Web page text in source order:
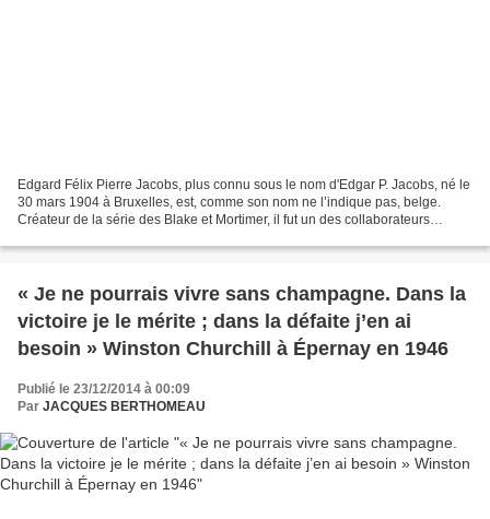
Edgard Félix Pierre Jacobs, plus connu sous le nom d'Edgar P. Jacobs, né le
30 mars 1904 à Bruxelles, est, comme son nom ne l’indique pas, belge.
Créateur de la série des Blake et Mortimer, il fut un des collaborateurs
« Je ne pourrais vivre sans champagne. Dans la
victoire je le mérite ; dans la défaite j’en ai
besoin » Winston Churchill à Épernay en 1946
Publié le 23/12/2014 à 00:09
Par JACQUES BERTHOMEAU